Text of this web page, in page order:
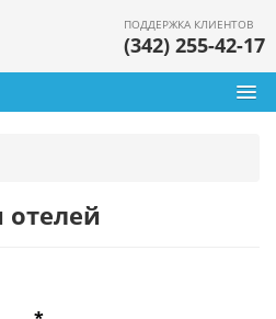
ПОДДЕРЖКА КЛИЕНТОВ
(342) 255-42-17
отелей